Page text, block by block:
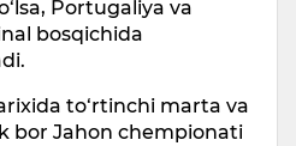
Portugaliya va
bosqichida
to‘rtinchi marta va
bor Jahon chempionati